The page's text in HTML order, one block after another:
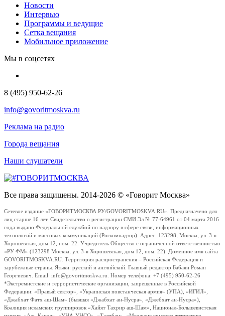
Новости
Интервью
Программы и ведущие
Сетка вещания
Мобильное приложение
Мы в соцсетях
8 (495) 950-62-26
info@govoritmoskva.ru
Реклама на радио
Города вещания
Наши слушатели
Все права защищены. 2014-2026 © «Говорит Москва»
Сетевое издание «ГОВОРИТМОСКВА.РУ/GOVORITMOSKVA.RU». Предназначено для
лиц старше 16 лет. Свидетельство о регистрации СМИ Эл № 77-64961 от 04 марта 2016
года выдано Федеральной службой по надзору в сфере связи, информационных
технологий и массовых коммуникаций (Роскомнадзор). Адрес: 123298, Москва, ул. 3-я
Хорошевская, дом 12, пом. 22. Учредитель Общество с ограниченной ответственностью
«РУ ФМ» (123298 Москва, ул. 3-я Хорошевская, дом 12, пом. 22). Доменное имя сайта
GOVORITMOSKVA.RU. Территория распространения – Российская Федерация и
зарубежные страны. Языки: русский и английский. Главный редактор Бабаян Роман
Георгиевич. Email: info@govoritmoskva.ru. Номер телефона: +7 (495) 950-62-26
*Экстремистские и террористические организации, запрещенные в Российской
Федерации: «Правый сектор», «Украинская повстанческая армия» (УПА), «ИГИЛ»,
«Джабхат Фатх аш-Шам» (бывшая «Джабхат ан-Нусра», «Джебхат ан-Нусра»),
Коалиция исламских группировок «Хайят Тахрир аш-Шам», Национал-Большевистская